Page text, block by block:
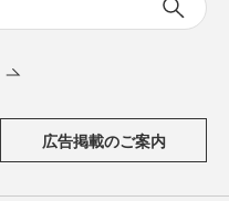
広告掲載のご案内